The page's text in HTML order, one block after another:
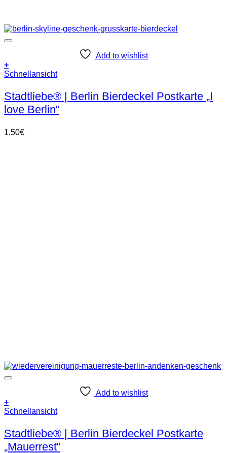
Add to wishlist
+
Schnellansicht
Stadtliebe® | Berlin Bierdeckel Postkarte „I
love Berlin“
1,50€
Add to wishlist
+
Schnellansicht
Stadtliebe® | Berlin Bierdeckel Postkarte
„Mauerrest“